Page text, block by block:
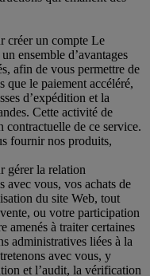
créer un compte Le
ensemble d’avantages
afin de vous permettre de
que le paiement accéléré,
d’expédition et la
Cette activité de
contractuelle de ce service.
fournir nos produits,
gérer la relation
avec vous, vos achats de
du site Web, tout
ou votre participation
amenés à traiter certaines
administratives liées à la
avec vous, y
et l’audit, la vérification